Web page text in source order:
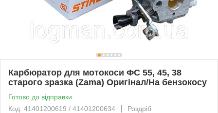
Карбюратор для мотокоси ФС 55, 45, 38
старого зразка (Zama) Оригінал/На бензокосу
Готово до відправки
Код: 41401200619 / 41401200634
Роздріб